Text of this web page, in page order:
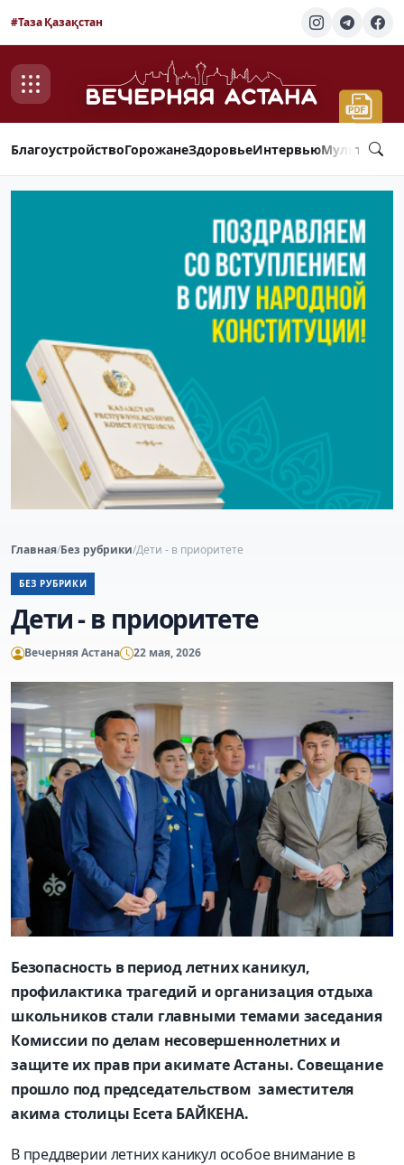
#Таза Қазақстан
БлагоустройствоГорожанеЗдоровьеИнтервью
Главная/Без рубрики/Дети - в приоритете
БЕЗ РУБРИКИ
Дети - в приоритете
Вечерняя Астана 22 мая, 2026
Безопасность в период летних каникул,
профилактика трагедий и организация отдыха
школьников стали главными темами заседания
Комиссии по делам несовершеннолетних и
защите их прав при акимате Астаны. Совещание
прошло под председательством заместителя
акима столицы Есета БАЙКЕНА.
В преддверии летних каникул особое внимание в